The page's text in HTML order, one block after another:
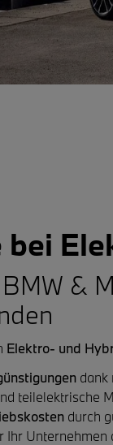
bei
&
Elektro- und
dank
teilelektrische
durch
Ihr Unternehmen